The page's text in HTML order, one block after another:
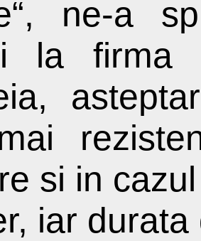
ne-a
la firma
si in
iar